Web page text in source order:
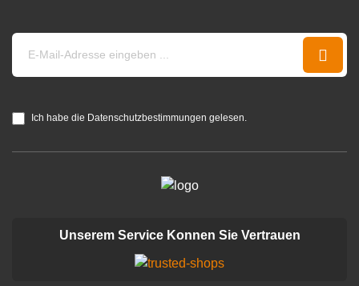
Ich habe die Datenschutzbestimmungen gelesen.
Unserem Service Konnen Sie Vertrauen